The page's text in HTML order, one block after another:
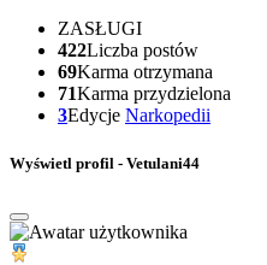
ZASŁUGI
422Liczba postów
69Karma otrzymana
71Karma przydzielona
3Edycje Narkopedii
Wyświetl profil - Vetulani44